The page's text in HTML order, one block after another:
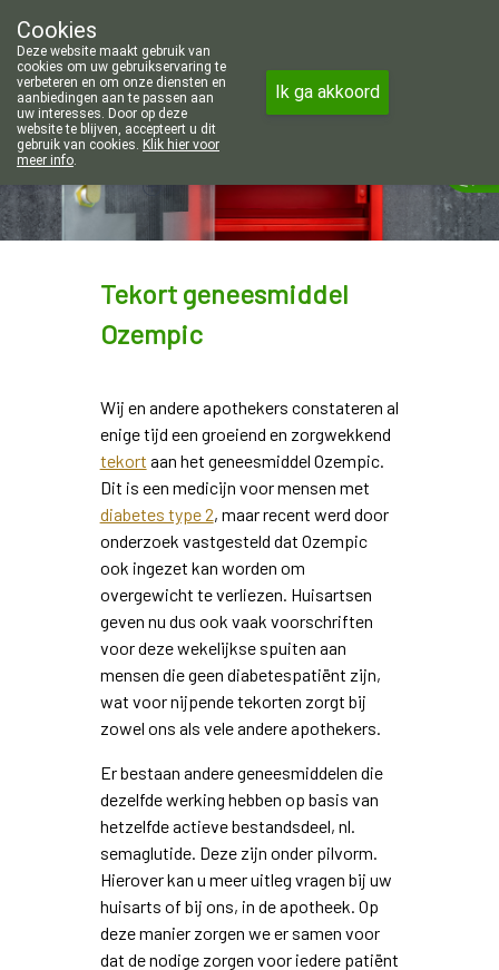
011/606002
Vandaag Nugesloten
Tekort geneesmiddel
Ozempic
Wij en andere apothekers constateren al
enige tijd een groeiend en zorgwekkend
tekort aan het geneesmiddel Ozempic.
Dit is een medicijn voor mensen met
diabetes type 2, maar recent werd door
onderzoek vastgesteld dat Ozempic
ook ingezet kan worden om
overgewicht te verliezen. Huisartsen
geven nu dus ook vaak voorschriften
voor deze wekelijkse spuiten aan
mensen die geen diabetespatiënt zijn,
wat voor nijpende tekorten zorgt bij
zowel ons als vele andere apothekers.
Er bestaan andere geneesmiddelen die
dezelfde werking hebben op basis van
hetzelfde actieve bestandsdeel, nl.
semaglutide. Deze zijn onder pilvorm.
Hierover kan u meer uitleg vragen bij uw
huisarts of bij ons, in de apotheek. Op
deze manier zorgen we er samen voor
dat de nodige zorgen voor iedere patiënt
Cookies
Deze website maakt gebruik van
cookies om uw gebruikservaring te
verbeteren en om onze diensten en
aanbiedingen aan te passen aan
uw interesses. Door op deze
website te blijven, accepteert u dit
gebruik van cookies. Klik hier voor
meer info.
Ik ga akkoord